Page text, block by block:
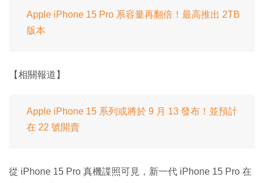
Apple iPhone 15 Pro 系容量再翻倍！最高推出 2TB
版本
【相關報道】
Apple iPhone 15 系列或將於 9 月 13 發布！並預計
在 22 號開賣
從 iPhone 15 Pro 真機諜照可見，新一代 iPhone 15 Pro 在